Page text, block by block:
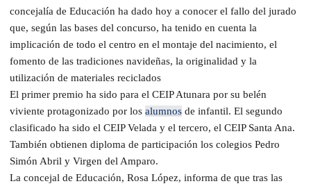
concejalía de Educación ha dado hoy a conocer el fallo del jurado
que, según las bases del concurso, ha tenido en cuenta la
implicación de todo el centro en el montaje del nacimiento, el
fomento de las tradiciones navideñas, la originalidad y la
utilización de materiales reciclados
El primer premio ha sido para el CEIP Atunara por su belén
viviente protagonizado por los alumnos de infantil. El segundo
clasificado ha sido el CEIP Velada y el tercero, el CEIP Santa Ana.
También obtienen diploma de participación los colegios Pedro
Simón Abril y Virgen del Amparo.
​La concejal de Educación, Rosa López, informa de que tras las